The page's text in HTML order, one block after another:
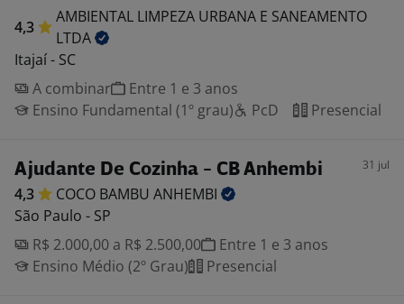
4,3
AMBIENTAL LIMPEZA URBANA E SANEAMENTO
LTDA
Itajaí - SC
A combinar
Entre 1 e 3 anos
Ensino Fundamental (1º grau)
PcD Presencial
Ajudante De Cozinha - CB Anhembi 31 jul
4,3 COCO BAMBU ANHEMBI
São Paulo - SP
R$ 2.000,00 a R$ 2.500,00
Entre 1 e 3 anos
Ensino Médio (2º Grau)
Presencial